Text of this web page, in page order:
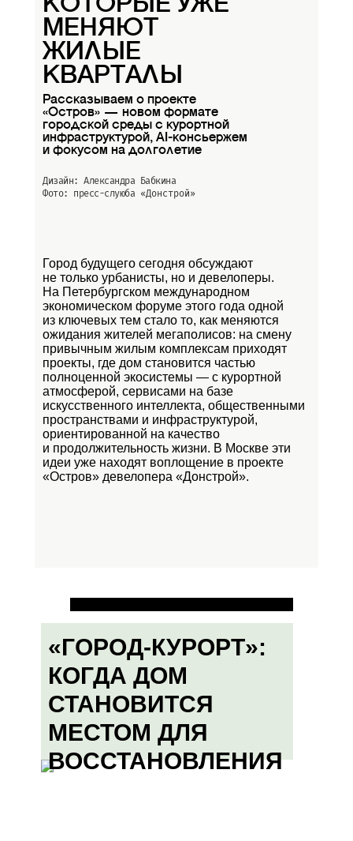
КОТОРЫЕ УЖЕ
МЕНЯЮТ
ЖИЛЫЕ
КВАРТАЛЫ
Рассказываем о проекте
«Остров» — новом формате
городской среды с курортной
инфраструктурой, AI-консьержем
и фокусом на долголетие
Дизайн: Александра Бабкина
Фото: пресс-слуюба «Донстрой»
Город будущего сегодня обсуждают
не только урбанисты, но и девелоперы.
На Петербургском международном
экономическом форуме этого года одной
из ключевых тем стало то, как меняются
ожидания жителей мегаполисов: на смену
привычным жилым комплексам приходят
проекты, где дом становится частью
полноценной экосистемы — с курортной
атмосферой, сервисами на базе
искусственного интеллекта, общественными
пространствами и инфраструктурой,
ориентированной на качество
и продолжительность жизни. В Москве эти
идеи уже находят воплощение в проекте
«Остров» девелопера «Донстрой».
«ГОРОД-КУРОРТ»:
КОГДА ДОМ
СТАНОВИТСЯ
МЕСТОМ ДЛЯ
ВОССТАНОВЛЕНИЯ